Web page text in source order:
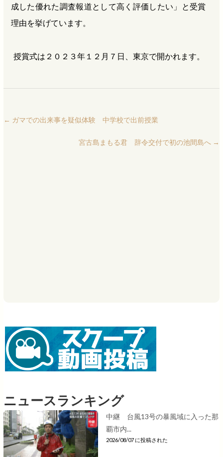
成した優れた調査報道として高く評価したい」と受賞
理由を挙げています。
授賞式は２０２３年１２月７日、東京で開かれます。
← ガマでの出来事を疑似体験 中学校で出前授業
宮古島まもる君 辞令交付で初の池間島へ →
ニュースランキング
中継 台風13号の暴風域に入った那
覇市内...
2026/08/07 に投稿された